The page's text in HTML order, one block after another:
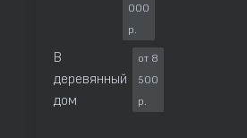
000
р.
В
деревянный
дом
от 8
500
р.